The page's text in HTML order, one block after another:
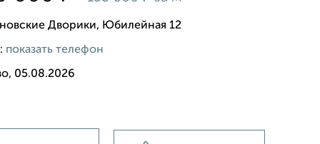
Дворики, Юбилейная 12
показать телефон
05.08.2026